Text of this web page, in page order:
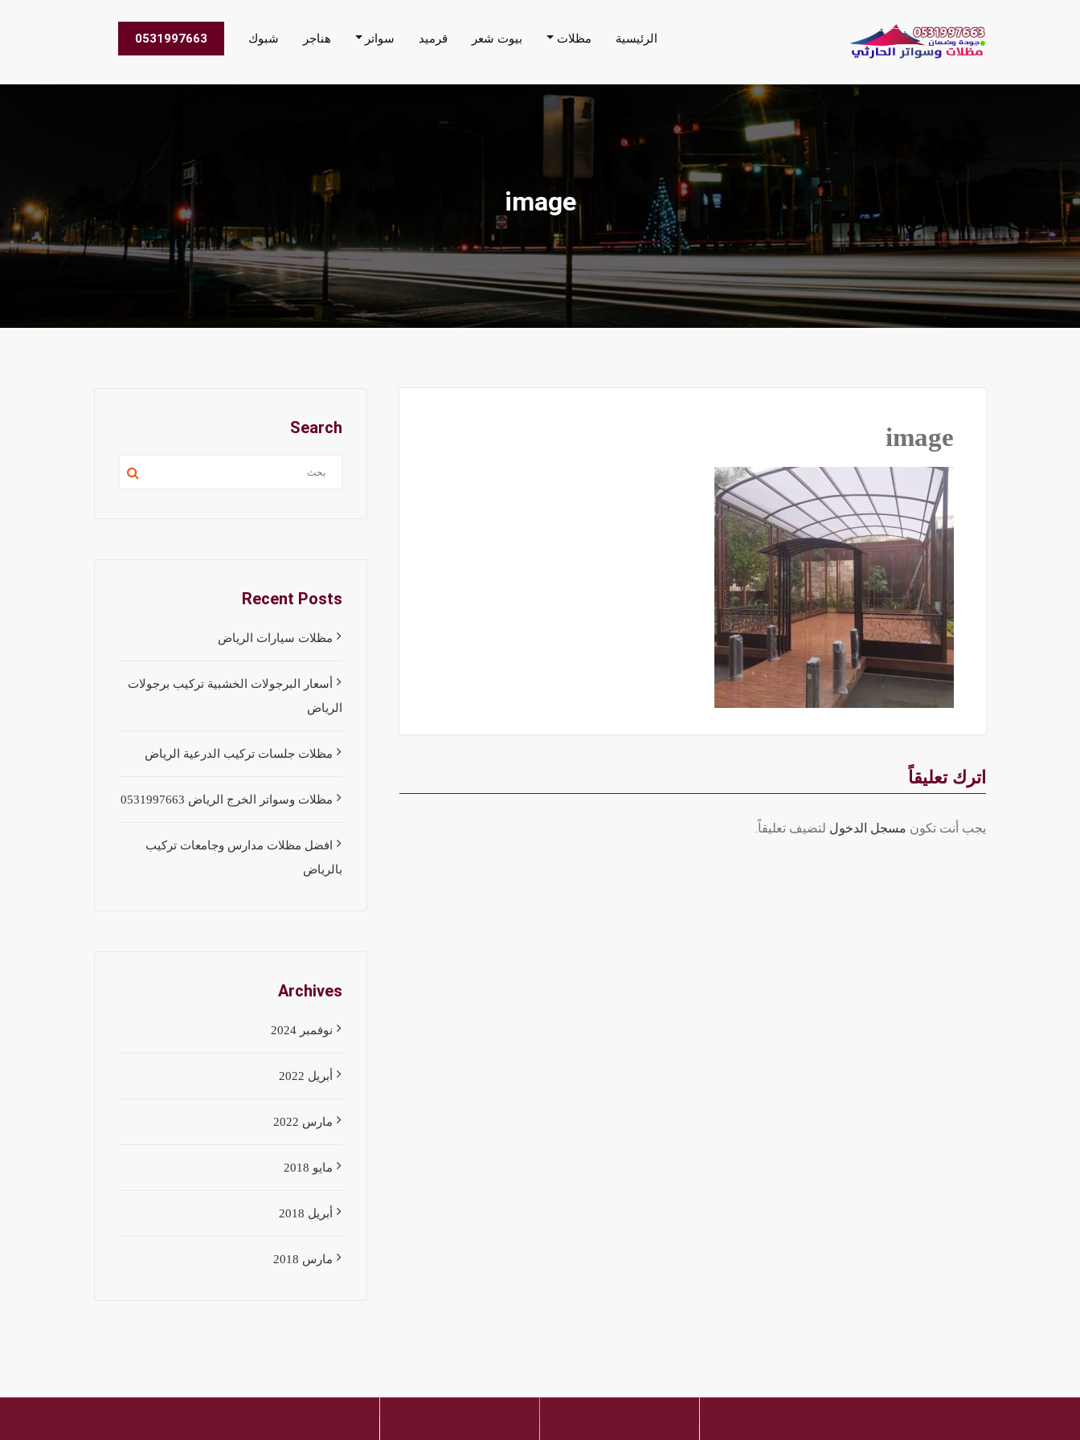
مظلات الحارثي نقوم بتنفيذ اعمال المظلات والسواتر والهناجر وغيرها من الاعمال في جميع مناطق المملكة العربية السعودية
الرئيسية مظلات بيوت شعر قرميد سواتر هناجر شبوك 0531997663
image
image
اترك تعليقاً
يجب أنت تكون مسجل الدخول لتضيف تعليقاً.
Search
Recent Posts
مظلات سيارات الرياض
أسعار البرجولات الخشبية تركيب برجولات
الرياض
مظلات جلسات تركيب الدرعية الرياض
مظلات وسواتر الخرج الرياض 0531997663
افضل مظلات مدارس وجامعات تركيب
بالرياض
Archives
نوفمبر 2024
أبريل 2022
مارس 2022
مايو 2018
أبريل 2018
مارس 2018